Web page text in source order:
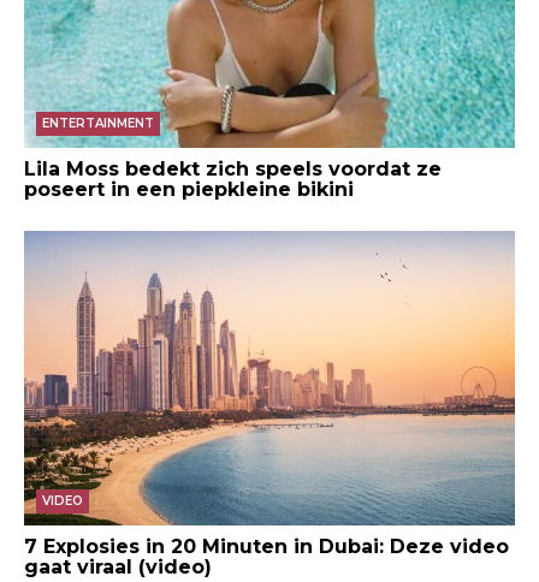
ENTERTAINMENT
Lila Moss bedekt zich speels voordat ze
poseert in een piepkleine bikini
VIDEO
7 Explosies in 20 Minuten in Dubai: Deze video
gaat viraal (video)